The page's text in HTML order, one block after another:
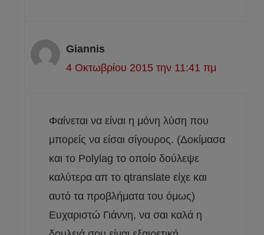
Giannis
4 Οκτωβρίου 2015 την 11:41 πμ
Φαίνεται να είναι η μόνη λύση που
μπορείς να είσαι σίγουρος. (Δοκίμασα
και το Polylag το οποίο δούλεψε
καλύτερα απ τo qtranslate είχε και
αυτό τα προβλήματα του όμως)
Ευχαριστώ Γιάννη, να σαι καλά η